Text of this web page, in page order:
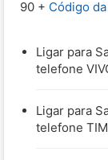
90 + Código
Ligar para
telefone
Ligar para
telefone